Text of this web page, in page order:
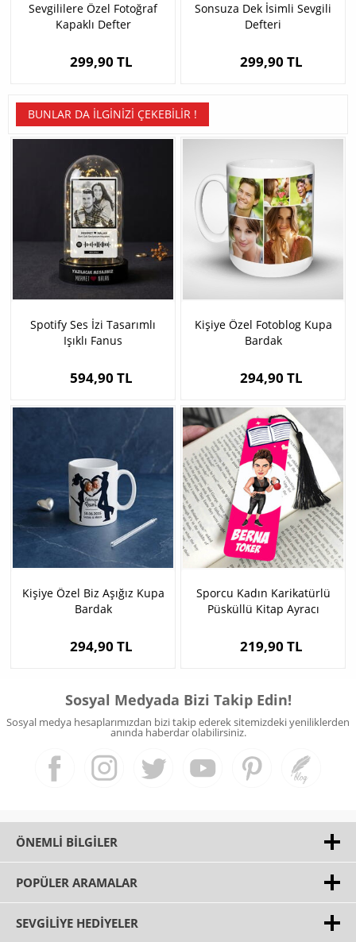
Sevgililere Özel Fotoğraf
Kapaklı Defter
299,90 TL
Sonsuza Dek İsimli Sevgili
Defteri
299,90 TL
BUNLAR DA İLGINIZI ÇEKEBILIR !
Spotify Ses İzi Tasarımlı
Işıklı Fanus
594,90 TL
Kişiye Özel Fotoblog Kupa
Bardak
294,90 TL
Kişiye Özel Biz Aşığız Kupa
Bardak
294,90 TL
Sporcu Kadın Karikatürlü
Püsküllü Kitap Ayracı
219,90 TL
Sosyal Medyada Bizi Takip Edin!
Sosyal medya hesaplarımızdan bizi takip ederek sitemizdeki yeniliklerden
anında haberdar olabilirsiniz.
ÖNEMLI BILGILER
POPÜLER ARAMALAR
SEVGILIYE HEDIYELER